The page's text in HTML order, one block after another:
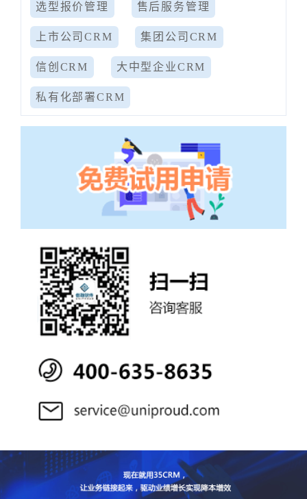
选型报价管理 售后服务管理
上市公司CRM 集团公司CRM
信创CRM 大中型企业CRM
私有化部署CRM